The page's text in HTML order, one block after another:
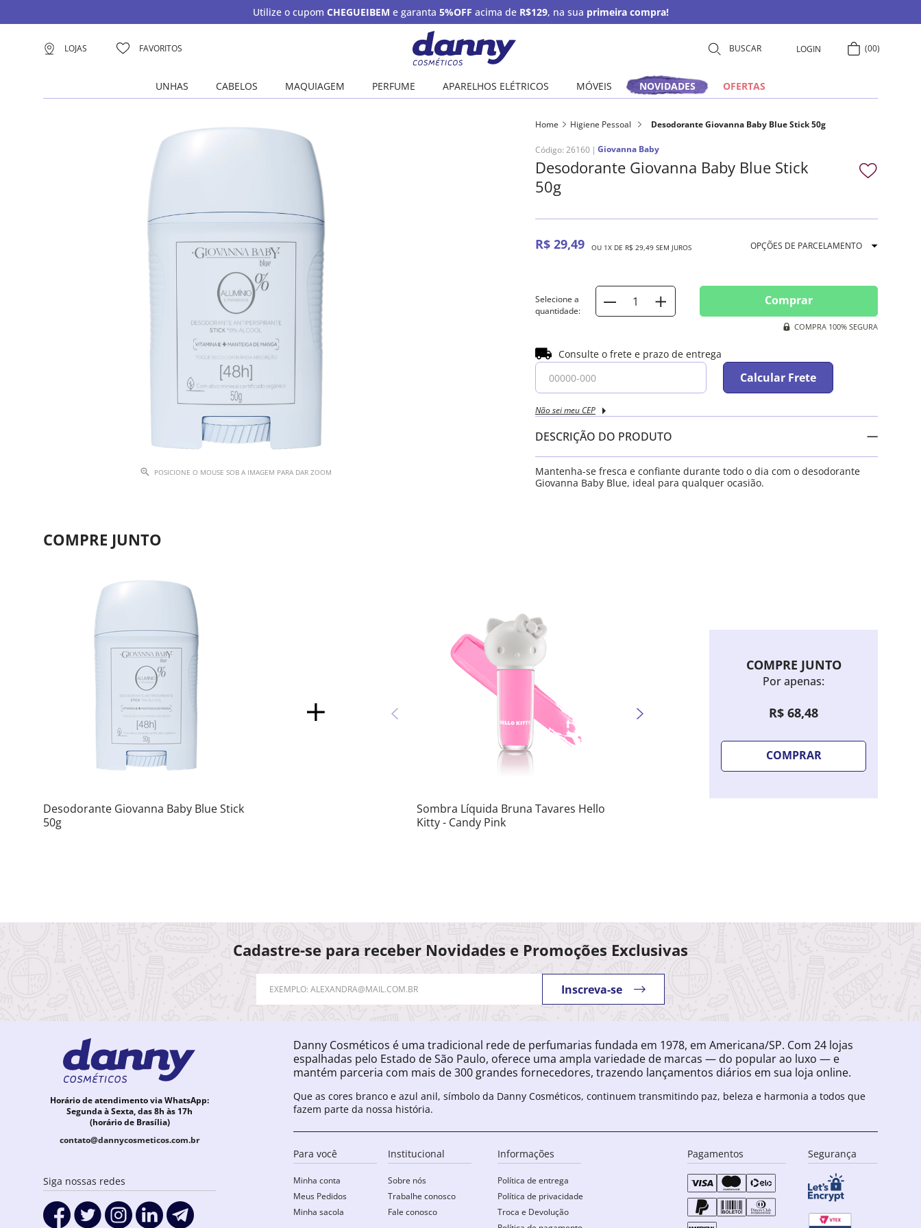
Utilize o cupom CHEGUEIBEM e garanta 5%OFF acima de R$129, na sua primeira compra!
LOJAS FAVORITOS LOGIN 00
UNHAS CABELOS MAQUIAGEM PERFUME APARELHOS ELÉTRICOS MÓVEIS NOVIDADES OFERTAS
POSICIONE O MOUSE SOB A IMAGEM PARA DAR ZOOM
Home Higiene Pessoal Desodorante Giovanna Baby Blue Stick 50g
Código: 26160 Giovanna Baby
Desodorante Giovanna Baby Blue Stick
50g
R$ 29,49 OU 1X DE R$ 29,49SEM JUROS OPÇÕES DE PARCELAMENTO
Comprar
COMPRA 100% SEGURA
Consulte o frete e prazo de entrega
Calcular Frete
Não sei meu CEP
DESCRIÇÃO DO PRODUTO
Mantenha-se fresca e confiante durante todo o dia com o desodorante
Giovanna Baby Blue, ideal para qualquer ocasião.
COMPRE JUNTO
Desodorante Giovanna Baby Blue Stick
50g
Sombra Líquida Bruna Tavares Hello
Kitty - Candy Pink
COMPRE JUNTO
Por apenas:
R$ 68,48
COMPRAR
Cadastre-se para receber Novidades e Promoções Exclusivas
Inscreva-se
Horário de atendimento via WhatsApp:
Segunda à Sexta, das 8h às 17h
(horário de Brasília)
contato@dannycosmeticos.com.br
Siga nossas redes
Danny Cosméticos é uma tradicional rede de perfumarias fundada em 1978, em Americana/SP. Com 24 lojas
espalhadas pelo Estado de São Paulo, oferece uma ampla variedade de marcas — do popular ao luxo — e
mantém parceria com mais de 300 grandes fornecedores, trazendo lançamentos diários em sua loja online.
Que as cores branco e azul anil, símbolo da Danny Cosméticos, continuem transmitindo paz, beleza e harmonia a todos que
fazem parte da nossa história.
Para você
Minha conta
Meus Pedidos
Minha sacola
Institucional
Sobre nós
Trabalhe conosco
Fale conosco
Informações
Política de entrega
Política de privacidade
Troca e Devolução
Pagamentos Segurança